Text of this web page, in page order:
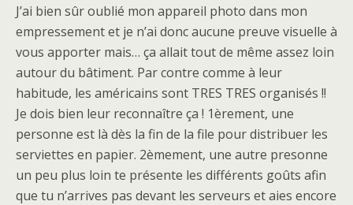
J’ai bien sûr oublié mon appareil photo dans mon
empressement et je n’ai donc aucune preuve visuelle à
vous apporter mais… ça allait tout de même assez loin
autour du bâtiment. Par contre comme à leur
habitude, les américains sont TRES TRES organisés !!
Je dois bien leur reconnaître ça ! 1èrement, une
personne est là dès la fin de la file pour distribuer les
serviettes en papier. 2èmement, une autre presonne
un peu plus loin te présente les différents goûts afin
que tu n’arrives pas devant les serveurs et aies encore